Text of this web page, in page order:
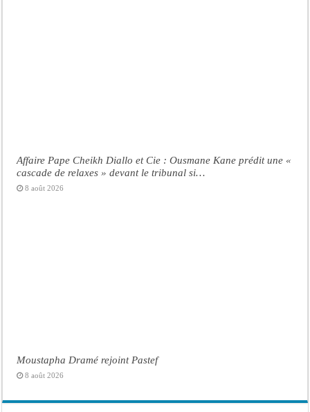
Affaire Pape Cheikh Diallo et Cie : Ousmane Kane prédit une «
cascade de relaxes » devant le tribunal si…
8 août 2026
Moustapha Dramé rejoint Pastef
8 août 2026